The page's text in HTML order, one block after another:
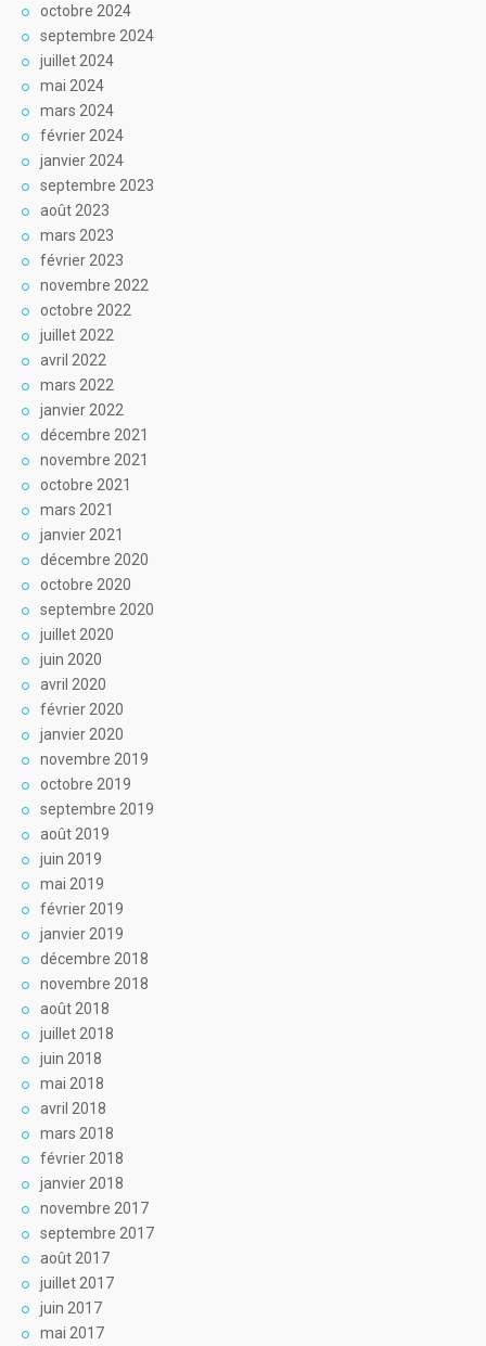
octobre 2024
septembre 2024
juillet 2024
mai 2024
mars 2024
février 2024
janvier 2024
septembre 2023
août 2023
mars 2023
février 2023
novembre 2022
octobre 2022
juillet 2022
avril 2022
mars 2022
janvier 2022
décembre 2021
novembre 2021
octobre 2021
mars 2021
janvier 2021
décembre 2020
octobre 2020
septembre 2020
juillet 2020
juin 2020
avril 2020
février 2020
janvier 2020
novembre 2019
octobre 2019
septembre 2019
août 2019
juin 2019
mai 2019
février 2019
janvier 2019
décembre 2018
novembre 2018
août 2018
juillet 2018
juin 2018
mai 2018
avril 2018
mars 2018
février 2018
janvier 2018
novembre 2017
septembre 2017
août 2017
juillet 2017
juin 2017
mai 2017